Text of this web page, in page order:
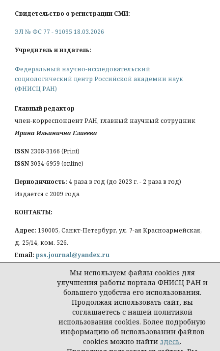
Свидетельство о регистрации СМИ:
ЭЛ № ФС 77 - 91095 18.03.2026
Учредитель и издатель:
Федеральный научно-исследовательский
социологический центр Российской академии наук
(ФНИСЦ РАН)
Главный редактор
член-корреспондент РАН, главный научный сотрудник
Ирина Ильинична Елиеева
ISSN 2308-3166 (Print)
ISSN3034-6959 (online)
Периодичность: 4 раза в год (до 2023 г. - 2 раза в год)
Издается с 2009 года
КОНТАКТЫ:
Адрес: 190005, Санкт-Петербург, ул. 7-ая Красноармейская,
д. 25/14, ком. 526.
Email: pss.journal@yandex.ru
Политика конфиденциальности персональных
© Петербургская социология сегодня
Мы используем файлы cookies для
улучшения работы портала ФНИСЦ РАН и
большего удобства его использования.
Продолжая использовать сайт, вы
соглашаетесь с нашей политикой
использования cookies. Более подробную
информацию об использовании файлов
cookies можно найти здесь.